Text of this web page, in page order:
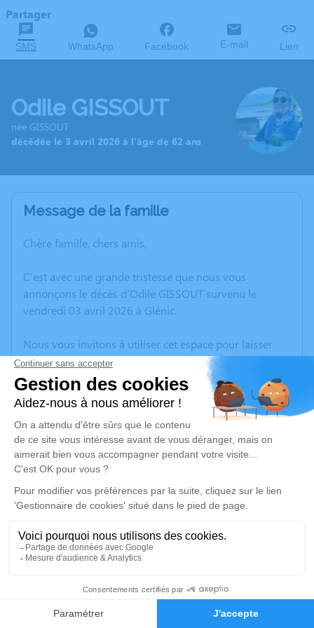
Faire-part Hommages
Partager
SMS WhatsApp Facebook E-mail Lien
Odile GISSOUT
née GISSOUT
décédée le 3 avril 2026 à l'âge de 62 ans
Message de la famille
Chère famille, chers amis,
C’est avec une grande tristesse que nous vous
annonçons le décès d’Odile GISSOUT survenu le
vendredi 03 avril 2026 à Glénic.
Nous vous invitons à utiliser cet espace pour laisser
vos condoléances, partager des photos souvenirs, une
anecdote ou exprimer vos pensées à travers des
poèmes ou des textes. Cet endroit est un lieu
d'expression dédié à honorer la mémoire d’Odile
GISSOUT.
Un service de plantation d’arbre hommage est
disponible ici.
Je rends hommage
Cérémonie civile
Crématorium du Grand Guéret - Avec
Cérémonie Par le Crématorium d'Ajain